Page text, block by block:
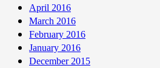
April 2016
March 2016
February 2016
January 2016
December 2015